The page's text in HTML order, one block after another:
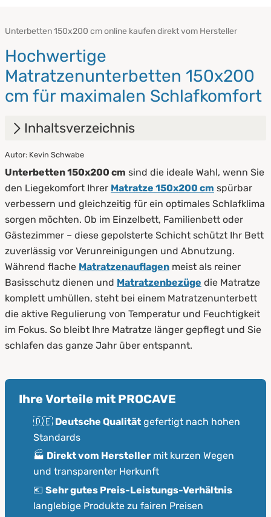
Unterbetten 150x200 cm online kaufen direkt vom Hersteller
Hochwertige
Matratzenunterbetten 150x200
cm für maximalen Schlafkomfort
Inhaltsverzeichnis
1. Welches Unterbett passt zu Ihrem Bedarf?
2. Sicherer Halt für jede Matratzengröße
3. Wichtige Hinweise zur Pflege und Reinigung
4. Unterbetten bei PROCAVE kaufen
Autor: Kevin Schwabe
Unterbetten 150x200 cm sind die ideale Wahl, wenn Sie
den Liegekomfort Ihrer Matratze 150x200 cm spürbar
verbessern und gleichzeitig für ein optimales Schlafklima
sorgen möchten. Ob im Einzelbett, Familienbett oder
Gästezimmer – diese gepolsterte Schicht schützt Ihr Bett
zuverlässig vor Verunreinigungen und Abnutzung.
Während flache Matratzenauflagen meist als reiner
Basisschutz dienen und Matratzenbezüge die Matratze
komplett umhüllen, steht bei einem Matratzenunterbett
die aktive Regulierung von Temperatur und Feuchtigkeit
im Fokus. So bleibt Ihre Matratze länger gepflegt und Sie
schlafen das ganze Jahr über entspannt.
Ihre Vorteile mit PROCAVE
🇩🇪 Deutsche Qualitätgefertigt nach hohen
Standards
🏭 Direkt vom Herstellermit kurzen Wegen
und transparenter Herkunft
💶 Sehr gutes Preis-Leistungs-Verhältnis
langlebige Produkte zu fairen Preisen